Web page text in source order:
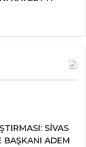
SİVAS
BAŞKANI ADEM